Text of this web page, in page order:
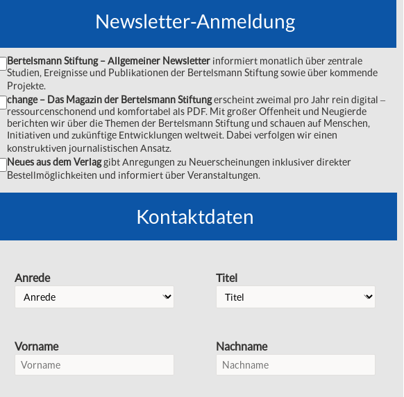
Newsletter-Anmeldung
Bertelsmann Stiftung – Allgemeiner Newsletter informiert monatlich über zentrale
Studien, Ereignisse und Publikationen der Bertelsmann Stiftung sowie über kommende
Projekte.
change – Das Magazin der Bertelsmann Stiftungerscheint zweimal pro Jahr rein digital ‒
ressourcenschonend und komfortabel als PDF. Mit großer Offenheit und Neugierde
berichten wir über die Themen der Bertelsmann Stiftung und schauen auf Menschen,
Initiativen und zukünftige Entwicklungen weltweit. Dabei verfolgen wir einen
konstruktiven journalistischen Ansatz.
Neues aus dem Verlaggibt Anregungen zu Neuerscheinungen inklusiver direkter
Bestellmöglichkeiten und informiert über Veranstaltungen.
Kontaktdaten
Anrede
Vorname
Titel
Nachname